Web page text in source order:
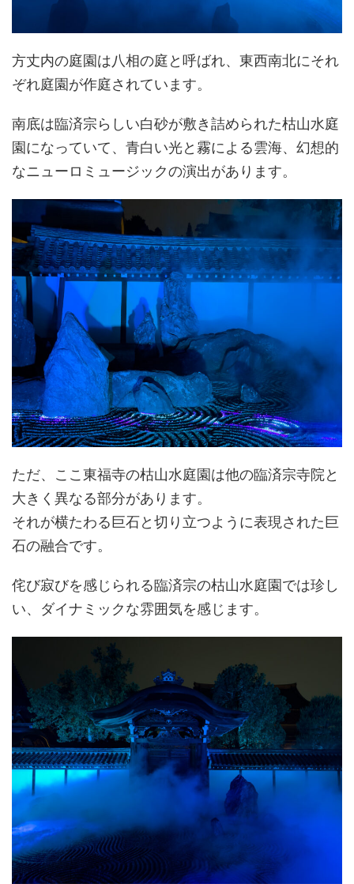
方丈内の庭園は八相の庭と呼ばれ、東西南北にそれ
ぞれ庭園が作庭されています。
南底は臨済宗らしい白砂が敷き詰められた枯山水庭
園になっていて、青白い光と霧による雲海、幻想的
なニューロミュージックの演出があります。
ただ、ここ東福寺の枯山水庭園は他の臨済宗寺院と
大きく異なる部分があります。
それが横たわる巨石と切り立つように表現された巨
石の融合です。
侘び寂びを感じられる臨済宗の枯山水庭園では珍し
い、ダイナミックな雰囲気を感じます。